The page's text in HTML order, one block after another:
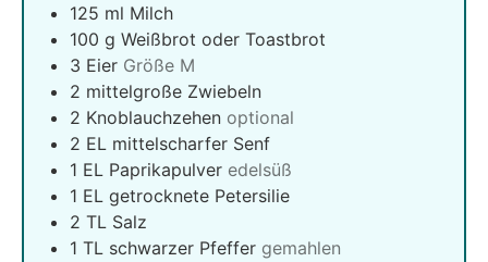
125 ml Milch
100 g Weißbrot oder Toastbrot
3 Eier Größe M
2 mittelgroße Zwiebeln
2 Knoblauchzehen optional
2 EL mittelscharfer Senf
1 EL Paprikapulver edelsüß
1 EL getrocknete Petersilie
2 TL Salz
1 TL schwarzer Pfeffer gemahlen